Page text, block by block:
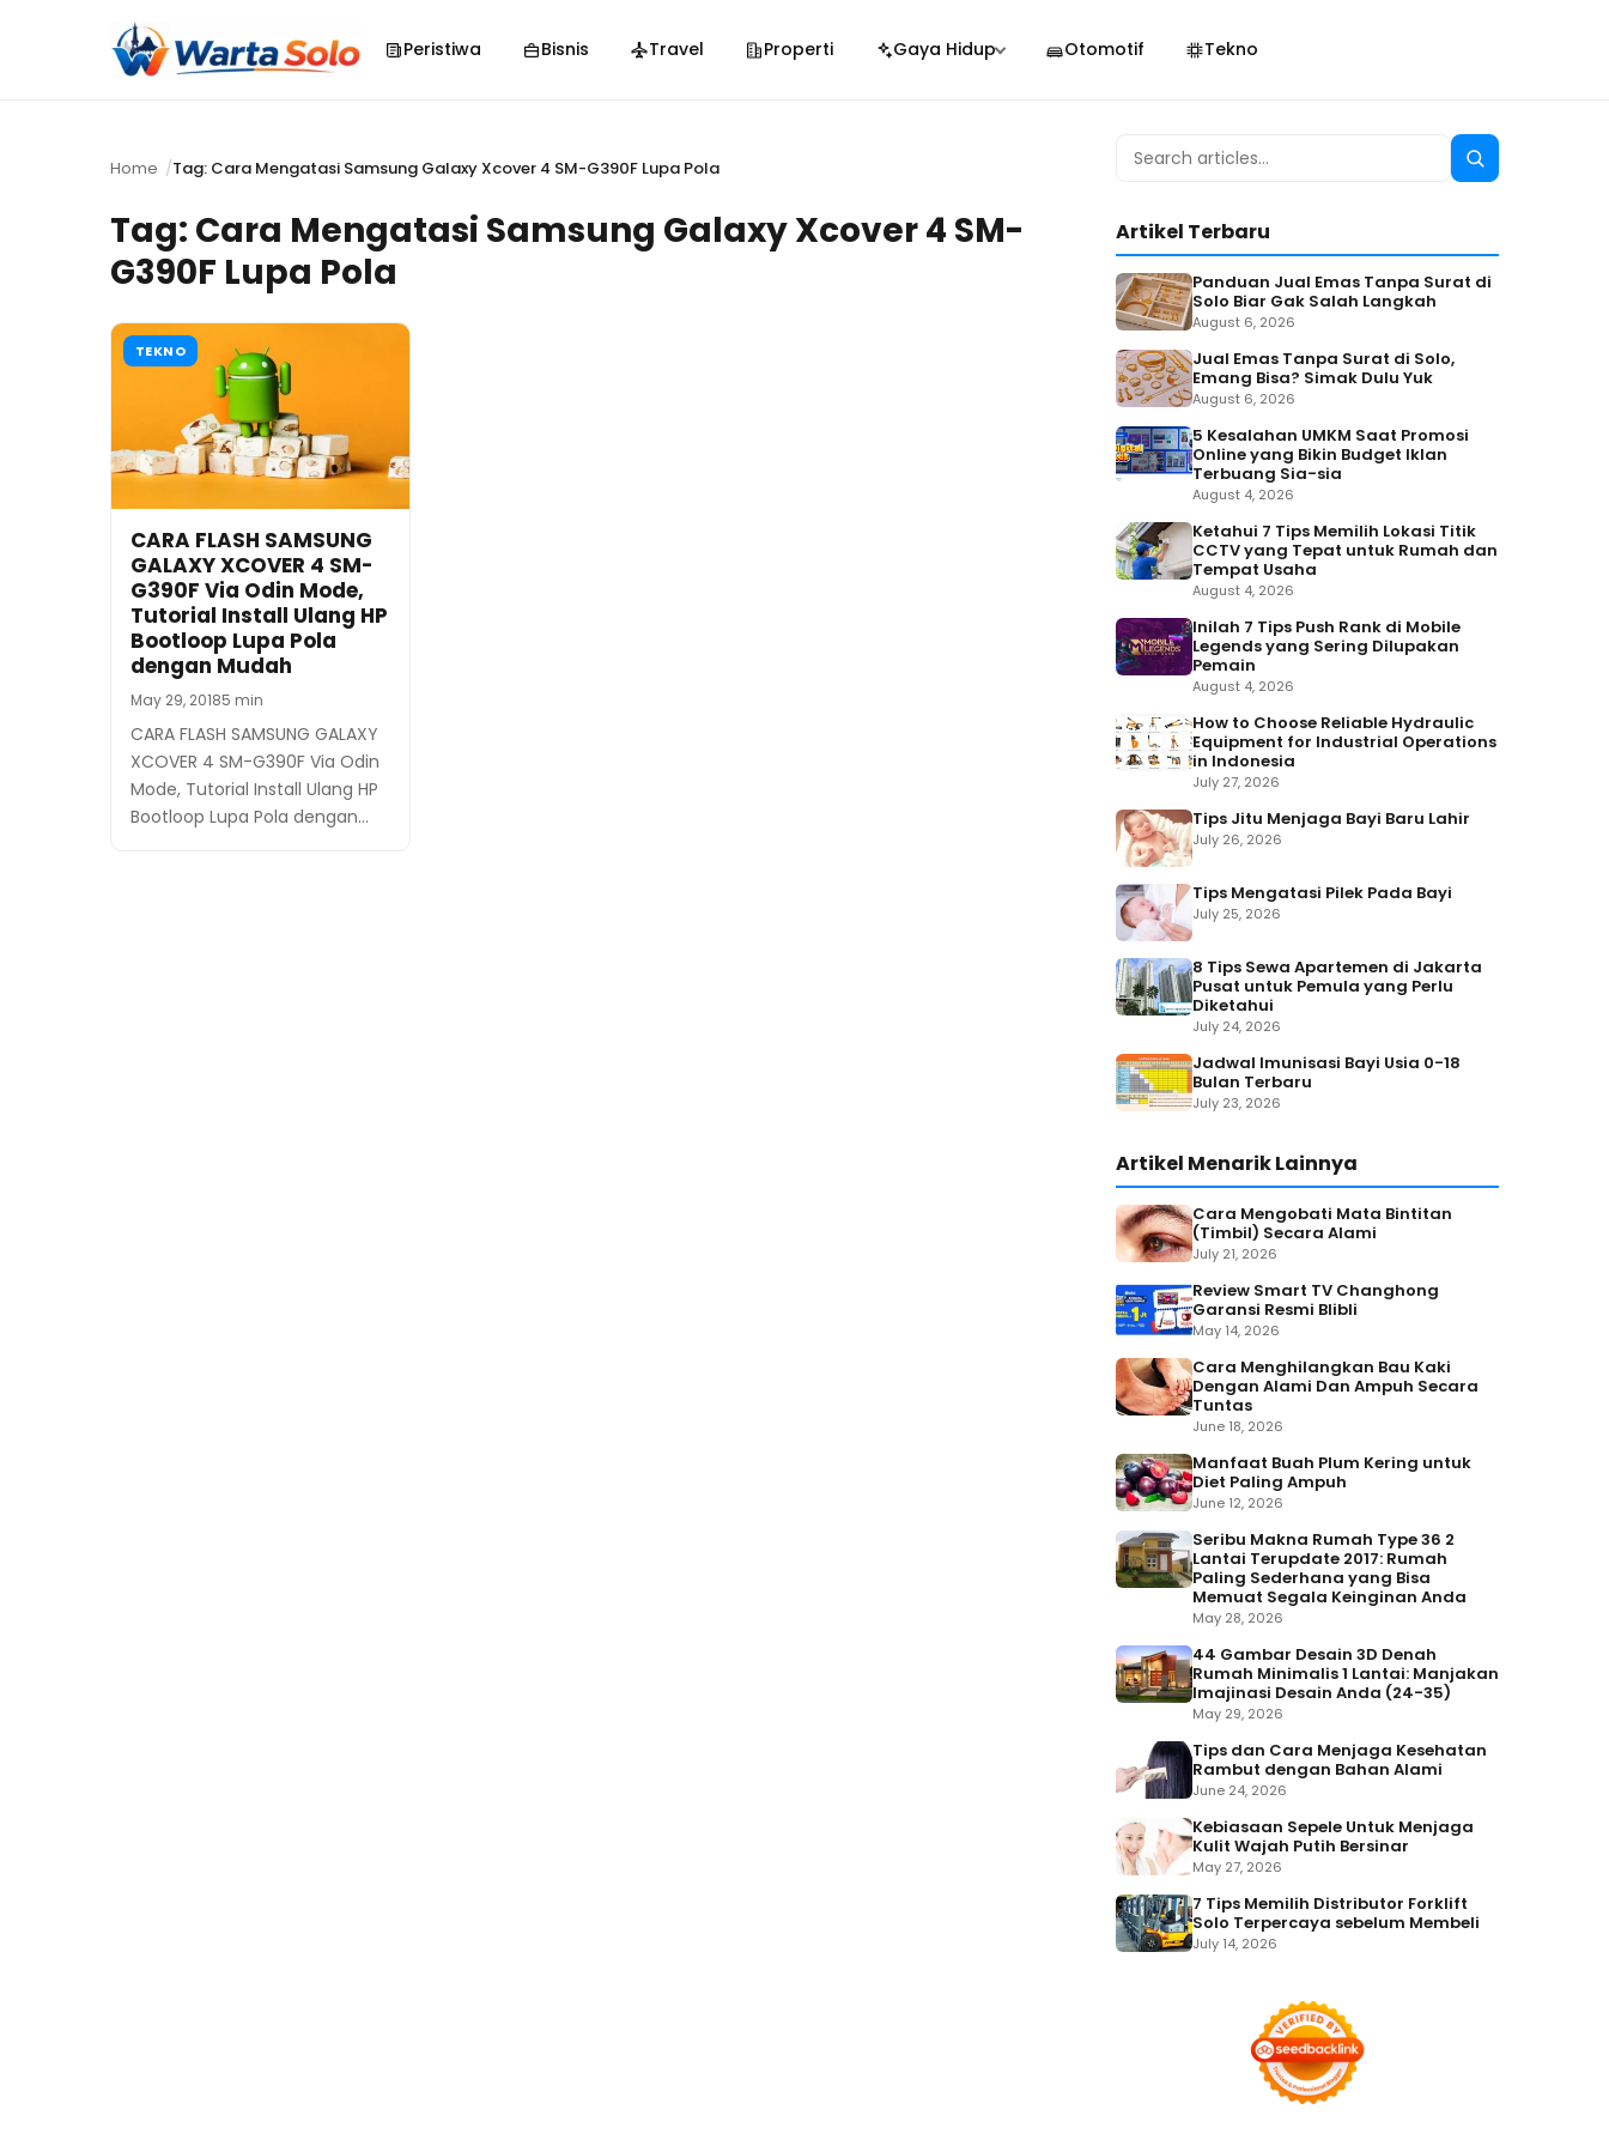
Peristiwa Bisnis Travel Properti Gaya Hidup Otomotif Tekno
Home Tag: Cara Mengatasi Samsung Galaxy Xcover 4 SM-G390F Lupa Pola
Tag: Cara Mengatasi Samsung Galaxy Xcover 4 SM-
G390F Lupa Pola
TEKNO
CARA FLASH SAMSUNG
GALAXY XCOVER 4 SM-
G390F Via Odin Mode,
Tutorial Install Ulang HP
Bootloop Lupa Pola
dengan Mudah
May 29, 20185 min
CARA FLASH SAMSUNG GALAXY
XCOVER 4 SM-G390F Via Odin
Mode, Tutorial Install Ulang HP
Bootloop Lupa Pola dengan…
Search
Search
Artikel Terbaru
Panduan Jual Emas Tanpa Surat di
Solo Biar Gak Salah Langkah
August 6, 2026
Jual Emas Tanpa Surat di Solo,
Emang Bisa? Simak Dulu Yuk
August 6, 2026
5 Kesalahan UMKM Saat Promosi
Online yang Bikin Budget Iklan
Terbuang Sia-sia
August 4, 2026
Ketahui 7 Tips Memilih Lokasi Titik
CCTV yang Tepat untuk Rumah dan
Tempat Usaha
August 4, 2026
Inilah 7 Tips Push Rank di Mobile
Legends yang Sering Dilupakan
Pemain
August 4, 2026
How to Choose Reliable Hydraulic
Equipment for Industrial Operations
in Indonesia
July 27, 2026
Tips Jitu Menjaga Bayi Baru Lahir
July 26, 2026
Tips Mengatasi Pilek Pada Bayi
July 25, 2026
8 Tips Sewa Apartemen di Jakarta
Pusat untuk Pemula yang Perlu
Diketahui
July 24, 2026
Jadwal Imunisasi Bayi Usia 0-18
Bulan Terbaru
July 23, 2026
Artikel Menarik Lainnya
Cara Mengobati Mata Bintitan
(Timbil) Secara Alami
July 21, 2026
Review Smart TV Changhong
Garansi Resmi Blibli
May 14, 2026
Cara Menghilangkan Bau Kaki
Dengan Alami Dan Ampuh Secara
Tuntas
June 18, 2026
Manfaat Buah Plum Kering untuk
Diet Paling Ampuh
June 12, 2026
Seribu Makna Rumah Type 36 2
Lantai Terupdate 2017: Rumah
Paling Sederhana yang Bisa
Memuat Segala Keinginan Anda
May 28, 2026
44 Gambar Desain 3D Denah
Rumah Minimalis 1 Lantai: Manjakan
Imajinasi Desain Anda (24-35)
May 29, 2026
Tips dan Cara Menjaga Kesehatan
Rambut dengan Bahan Alami
June 24, 2026
Kebiasaan Sepele Untuk Menjaga
Kulit Wajah Putih Bersinar
May 27, 2026
7 Tips Memilih Distributor Forklift
Solo Terpercaya sebelum Membeli
July 14, 2026